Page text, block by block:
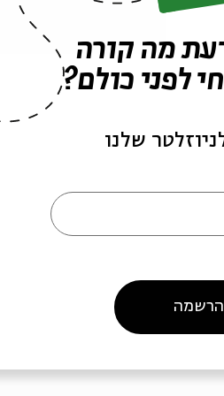
מה קורה
לפני כולם?
שלנו
הרשמה